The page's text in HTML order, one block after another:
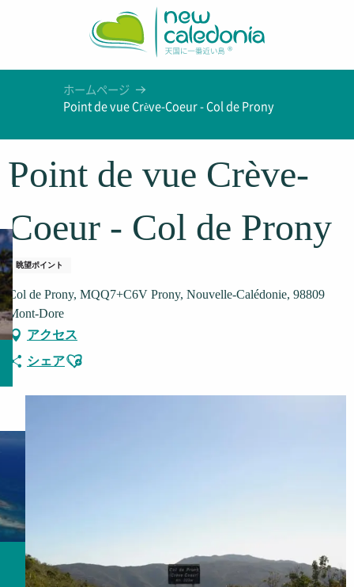
ホームページ
Point de vue Crève-Coeur - Col de Prony
Point de vue Crève-
Coeur - Col de Prony
眺望ポイント
Col de Prony, MQQ7+C6V Prony, Nouvelle-Calédonie, 98809
Mont-Dore
アクセス
シェアAjouter aux favoris